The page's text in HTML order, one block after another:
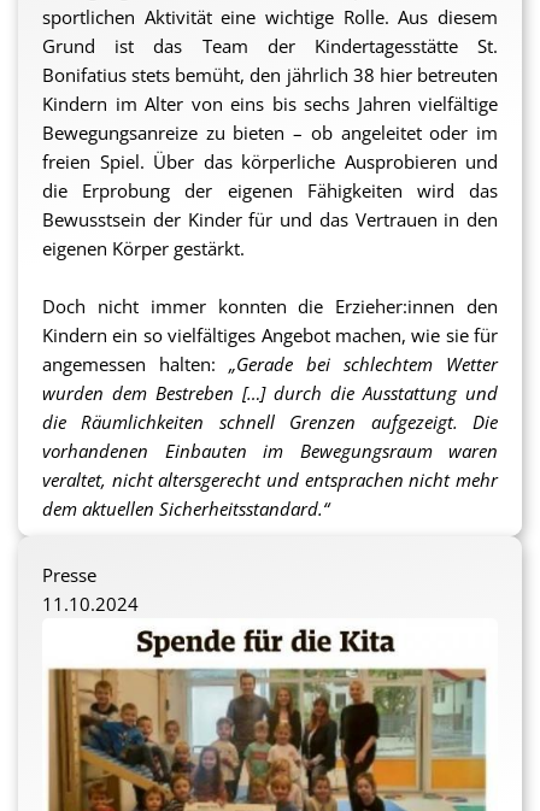
sportlichen Aktivität eine wichtige Rolle. Aus diesem
Grund ist das Team der Kindertagesstätte St.
Bonifatius stets bemüht, den jährlich 38 hier betreuten
Kindern im Alter von eins bis sechs Jahren vielfältige
Bewegungsanreize zu bieten – ob angeleitet oder im
freien Spiel. Über das körperliche Ausprobieren und
die Erprobung der eigenen Fähigkeiten wird das
Bewusstsein der Kinder für und das Vertrauen in den
eigenen Körper gestärkt.
Doch nicht immer konnten die Erzieher:innen den
Kindern ein so vielfältiges Angebot machen, wie sie für
angemessen halten: „Gerade bei schlechtem Wetter
wurden dem Bestreben […] durch die Ausstattung und
die Räumlichkeiten schnell Grenzen aufgezeigt. Die
vorhandenen Einbauten im Bewegungsraum waren
veraltet, nicht altersgerecht und entsprachen nicht mehr
dem aktuellen Sicherheitsstandard.“
Im Austausch zwischen Kita und Förderverein formte
sich der Wunsch nach einem Motorikzentrum, in dem
– unabhängig vom Wetter – tolle und
abwechslungsreiche Bewegungsanreize gegeben sein
sollten. Ein Problem hierbei: Die baulichen
Gegebenheiten erlaubten es nicht, verschiedene
„Bewegungs-Stationen“ fest zu installieren. Stattdessen
hat man sich für eine flexible und vielseitig einsetzbare
Variante entschieden, bei der über ein Schienensystem
Presse
11.10.2024